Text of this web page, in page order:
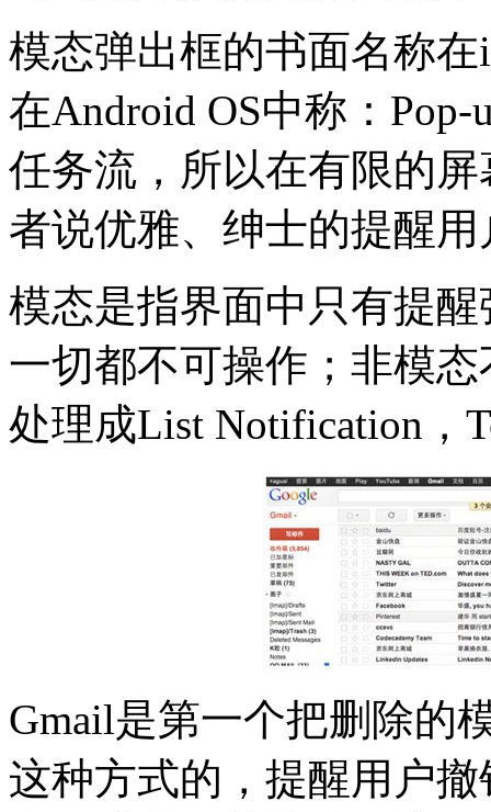
模态弹出框的书面名称在
在Android OS中称：
任务流，所以在有限的
者说优雅、绅士的提醒
模态是指界面中只有提
一切都不可操作；非模
处理成List Notification，
Gmail是第一个把删除的
这种方式的，提醒用户